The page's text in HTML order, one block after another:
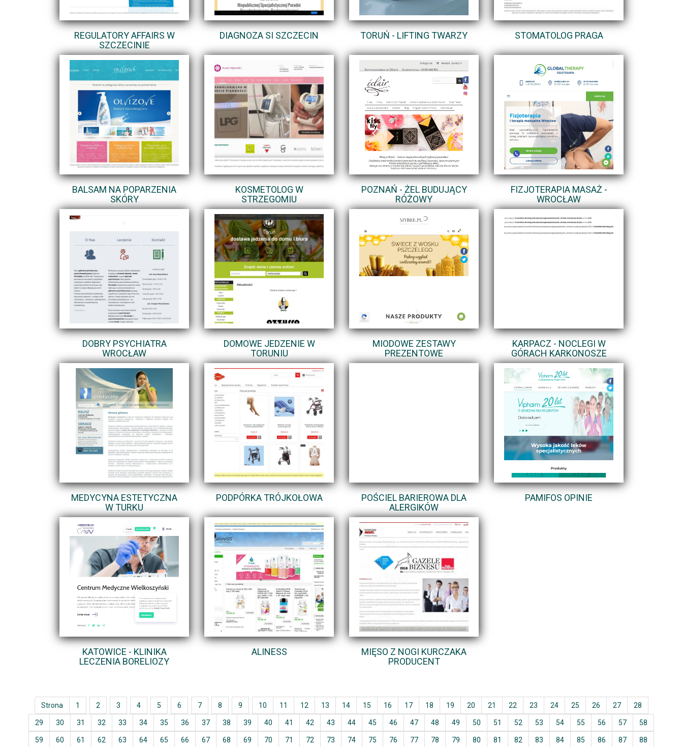
REGULATORY AFFAIRS W
SZCZECINIE
DIAGNOZA SI SZCZECIN TORUŃ - LIFTING TWARZY STOMATOLOG PRAGA
BALSAM NA POPARZENIA
SKÓRY
KOSMETOLOG W
STRZEGOMIU
POZNAŃ - ŻEL BUDUJĄCY
RÓŻOWY
FIZJOTERAPIA MASAŻ -
WROCŁAW
DOBRY PSYCHIATRA
WROCŁAW
DOMOWE JEDZENIE W
TORUNIU
MIODOWE ZESTAWY
PREZENTOWE
KARPACZ - NOCLEGI W
GÓRACH KARKONOSZE
MEDYCYNA ESTETYCZNA
W TURKU
PODPÓRKA TRÓJKOŁOWA
POŚCIEL BARIEROWA DLA
ALERGIKÓW
PAMIFOS OPINIE
KATOWICE - KLINIKA
LECZENIA BORELIOZY
ALINESS
MIĘSO Z NOGI KURCZAKA
PRODUCENT
Strona 1 2 3 4 5 6 7 8 9 10 11 12 13 14 15 16 17 18 19 20 21 22 23 24 25 26 27 28
29 30 31 32 33 34 35 36 37 38 39 40 41 42 43 44 45 46 47 48 49 50 51 52 53 54 55 56 57 58
59 60 61 62 63 64 65 66 67 68 69 70 71 72 73 74 75 76 77 78 79 80 81 82 83 84 85 86 87 88